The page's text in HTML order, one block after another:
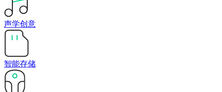
声学创意
智能存储